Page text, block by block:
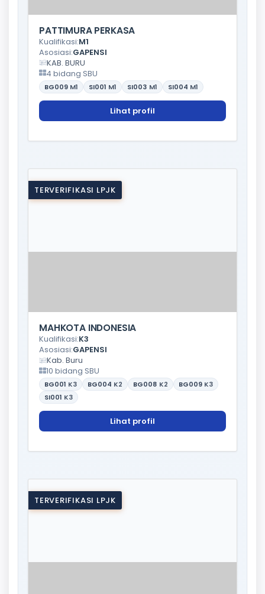
PATTIMURA PERKASA
Kualifikasi:M1
Asosiasi:GAPENSI
KAB. BURU
4 bidang SBU
BG009 M1 SI001 M1 SI003 M1 SI004 M1
Lihat profil
TERVERIFIKASI LPJK
MAHKOTA INDONESIA
Kualifikasi:K3
Asosiasi:GAPENSI
Kab. Buru
10 bidang SBU
BG001 K3 BG004 K2 BG008 K2 BG009 K3
SI001 K3
Lihat profil
TERVERIFIKASI LPJK